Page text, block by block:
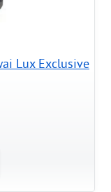
Lux Exclusive